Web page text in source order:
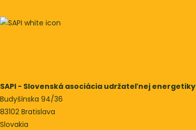
SAPI - Slovenská asociácia udržateľnej energetiky
Budyšínska 94/36
83102 Bratislava
Slovakia